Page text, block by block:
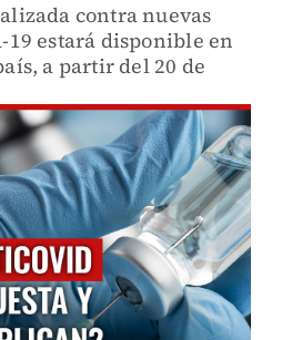
contra nuevas
19 estará disponible en
a partir del 20 de